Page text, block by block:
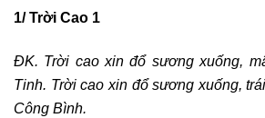
1/ Trời Cao 1
ĐK. Trời cao xin đổ sương xuống,
Tinh. Trời cao xin đổ sương xuống,
Công Bình.